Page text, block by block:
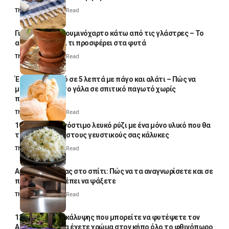
Thali Ombre5 Min Read
Γιατί βάζουν αλουμινόχαρτο κάτω από τις γλάστρες – Το
απλό κόλπο και τι προσφέρει στα φυτά
Thali Ombre4 Min Read
Έτοιμο παγωτό σε 5 λεπτά με πάγο και αλάτι – Πώς να
μετατρέψετε το γάλα σε σπιτικό παγωτό χωρίς
παγωτομηχανή
Thali Ombre 4 Min Read
10 φορές ποιο νόστιμο λευκό ρύζι με ένα μόνο υλικό που θα
το απογειώσει στους γευστικούς σας κάλυκες
Thali Ombre4 Min Read
Αυγά κατσαρίδας στο σπίτι: Πώς να τα αναγνωρίσετε και σε
ποια σημεία πρέπει να ψάξετε
Thali Ombre4 Min Read
12 φυτά εδαφοκάλυψης που μπορείτε να φυτέψετε τον
Αύγουστο για να έχετε χρώμα στον κήπο όλο το φθινόπωρο